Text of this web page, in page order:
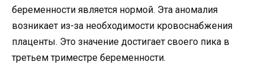
беременности является нормой. Эта аномалия
возникает из-за необходимости кровоснабжения
плаценты. Это значение достигает своего пика в
третьем триместре беременности.